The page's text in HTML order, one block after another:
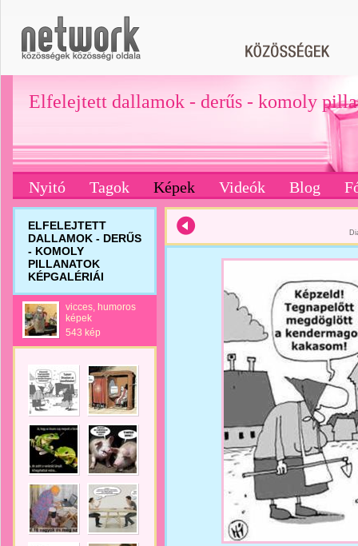
Elfelejtett dallamok - derűs - komoly
Nyitó Tagok Képek Videók Blog
ELFELEJTETT
DALLAMOK - DERŰS
- KOMOLY
PILLANATOK
KÉPGALÉRIÁI
vicces, humoros
képek
543 kép